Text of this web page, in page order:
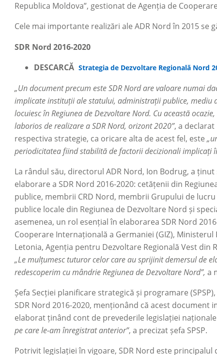
Republica Moldova”, gestionat de Agenția de
Cele mai importante realizări ale ADR Nord în 2015 se
SDR Nord 2016-2020
DESCARCĂ Strategia de Dezvoltare Regională Nord
„Un document precum este SDR Nord are valoare numai
implicate instituții ale statului, administrații publice, mediu
locuiesc în Regiunea de Dezvoltare Nord. Cu această
laborios de realizare a SDR Nord, orizont 2020”, a
respectiva strategie, ca oricare alta de acest fel, este
periodicitatea fiind stabilită de factorii decizionali implicați
La rândul său, directorul ADR Nord, Ion Bodrug, a
elaborare a SDR Nord 2016-2020: cetățenii din
publice, membrii CRD Nord, membrii Grupului de
publice locale din Regiunea de Dezvoltare Nord și
asemenea, un rol esențial în elaborarea SDR Nord
Cooperare Internațională a Germaniei (GIZ),
Letonia, Agenția pentru Dezvoltare Regională Vest din
„Le mulțumesc tuturor celor care au sprijinit demersul de
redescoperim cu mândrie Regiunea de Dezvoltare Nord”, a
Șefa Secției planificare strategică și programare
SDR Nord 2016-2020, menționând că acest
elaborat ținând cont de prevederile legislației
pe care le-am înregistrat anterior”, a precizat șefa SPSP.
Potrivit legislației în vigoare, SDR Nord este